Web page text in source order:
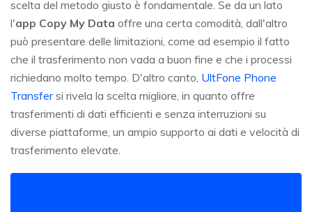
scelta del metodo giusto è fondamentale. Se da un lato
l'app Copy My Data offre una certa comodità, dall'altro
può presentare delle limitazioni, come ad esempio il fatto
che il trasferimento non vada a buon fine e che i processi
richiedano molto tempo. D'altro canto, UltFone Phone
Transfersi rivela la scelta migliore, in quanto offre
trasferimenti di dati efficienti e senza interruzioni su
diverse piattaforme, un ampio supporto ai dati e velocità di
trasferimento elevate.